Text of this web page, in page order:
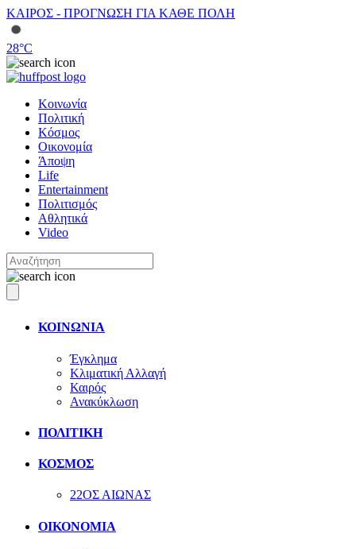
ΚΑΙΡΟΣ - ΠΡΟΓΝΩΣΗ ΓΙΑ ΚΑΘΕ ΠΟΛΗ
28°C
Κοινωνία
Πολιτική
Κόσμος
Οικονομία
Άποψη
Life
Entertainment
Πολιτισμός
Αθλητικά
Video
ΚΟΙΝΩΝΙΑ
Έγκλημα
Κλιματική Αλλαγή
Καιρός
Ανακύκλωση
ΠΟΛΙΤΙΚΗ
ΚΟΣΜΟΣ
22ΟΣ ΑΙΩΝΑΣ
ΟΙΚΟΝΟΜΙΑ